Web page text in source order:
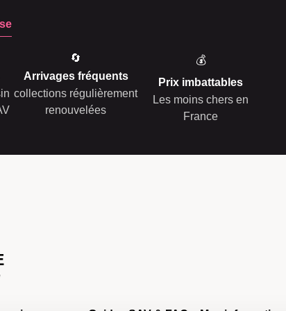
🔄
Arrivages fréquents
collections régulièrement
renouvelées
💰
Prix imbattables
Les moins chers en
France